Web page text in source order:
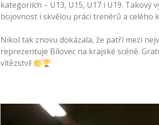
kategoriích – U13, U15, U17 i U19.
bojovnost i skvělou práci trenérů a celého
Nikol tak znovu dokázala, že patří mezi
reprezentuje Bílovec na krajské scéně.
vítězství!